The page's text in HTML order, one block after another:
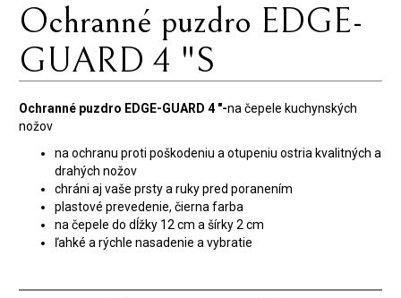
Ochranné puzdro EDGE-
GUARD 4 "S
Ochranné puzdro EDGE-GUARD 4 "-na čepele kuchynských
nožov
na ochranu proti poškodeniu a otupeniu ostria kvalitných a
drahých nožov
chráni aj vaše prsty a ruky pred poranením
plastové prevedenie, čierna farba
na čepele do dĺžky 12 cm a šírky 2 cm
ľahké a rýchle nasadenie a vybratie